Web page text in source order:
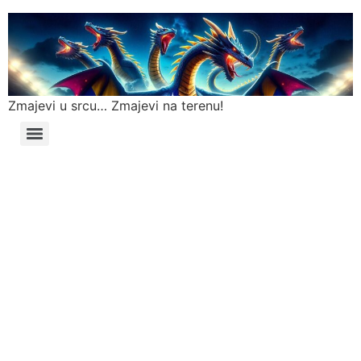
Zmajevi u srcu… Zmajevi na terenu!